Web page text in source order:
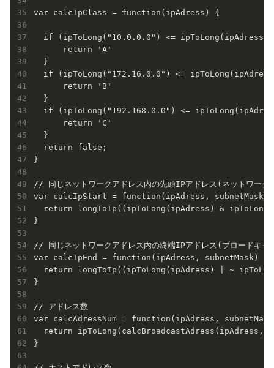
var calcIpClass = function(ipAdress) {
if (ipToLong("10.0.0.0") <=
      return 'A'
  }
if (ipToLong("172.16.0.0") <=
      return 'B'
  }
if (ipToLong("192.168.0.0") <=
      return 'C'
  }
  return false;
}
// 同じネットワークアドレス内の先頭IPアドレス(ネットワーク
var calcIpStart = function(ipAdress, subnetMask)
return longToIp((ipToLong(ipAdress) &
}
// 同じネットワークアドレス内の終端IPアドレス(ブロードキャ
var calcIpEnd = function(ipAdress, subnetMask) {
return longToIp((ipToLong(ipAdress) | ~
}
// アドレス数
var calcAdressNum = function(ipAdress,
return ipToLong(calcBroadcastAdress(ipAdress,
}